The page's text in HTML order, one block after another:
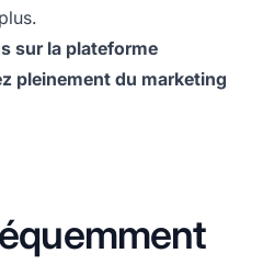
sur la plateforme
pleinement du marketing